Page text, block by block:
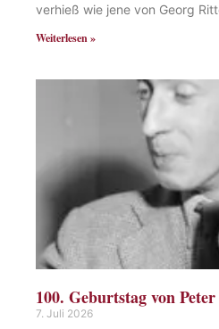
verhieß wie jene von Georg
Weiterlesen »
100. Geburtstag von
7. Juli 2026